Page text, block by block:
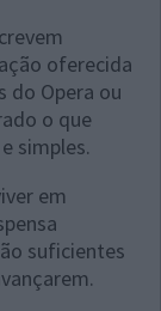
oferecida
do Opera ou
o que
simples.
em
suficientes